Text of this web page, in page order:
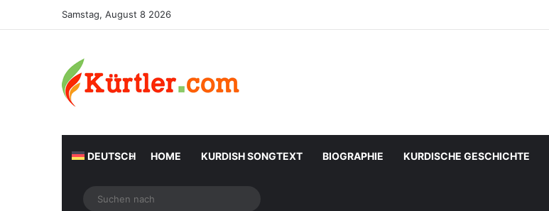
Samstag, August 8 2026
DEUTSCH HOME KURDISH SONGTEXT BIOGRAPHIE KURDISCHE GESCHICHTE
Zufälliger Artikel